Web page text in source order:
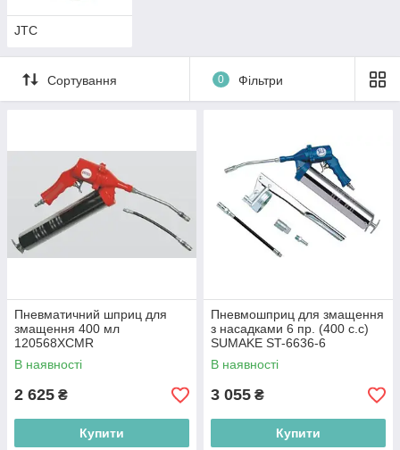
JTC
Сортування 0 Фільтри
Пневматичний шприц для
змащення 400 мл
120568XCMR
В наявності
2 625 ₴
Купити
Пневмошприц для змащення
з насадками 6 пр. (400 с.с)
SUMAKE ST-6636-6
В наявності
3 055 ₴
Купити